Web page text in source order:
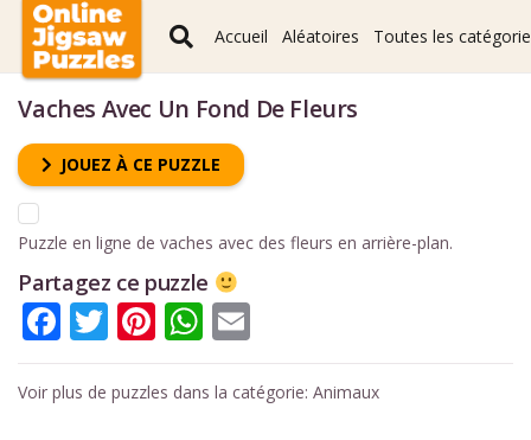
Accueil Aléatoires Toutes les
Vaches Avec Un Fond De Fleurs
JOUEZ À CE PUZZLE
Puzzle en ligne de vaches avec des fleurs en arrière-plan.
Partagez ce puzzle
Facebook
Twitter
Pinterest
WhatsApp
Voir plus de puzzles dans la catégorie:Animaux